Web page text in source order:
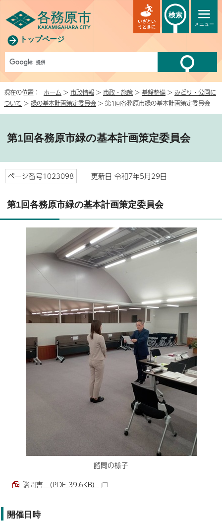
トップページ
メニュー
いざとい
うときに
検索
現在の位置： ホーム > 市政情報 > 市政・施策 > 基盤整備 > みどり・公園に
ついて > 緑の基本計画策定委員会 > 第1回各務原市緑の基本計画策定委員会
第1回各務原市緑の基本計画策定委員会
ページ番号1023098 更新日 令和7年5月29日
第1回各務原市緑の基本計画策定委員会
諮問の様子
諮問書 （PDF 39.6KB）
開催日時